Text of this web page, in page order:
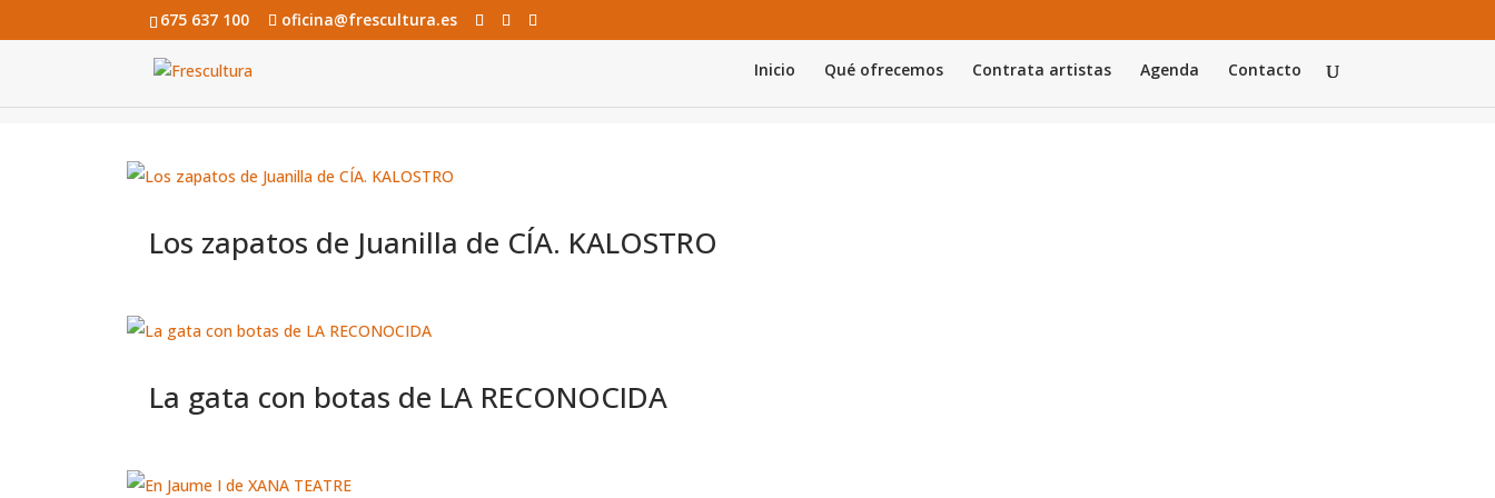
675 637 100 oficina@frescultura.es
Inicio Qué ofrecemos Contrata artistas Agenda Contacto
Los zapatos de Juanilla de CÍA. KALOSTRO
La gata con botas de LA RECONOCIDA